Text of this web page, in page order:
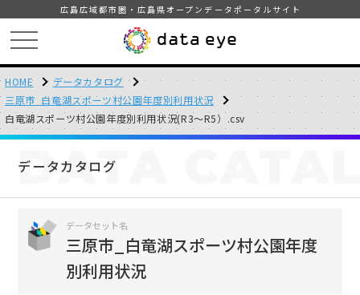
広島広域都市圏・広島県オープンデータポータルサイト
HOME
データカタログ
三原市_白竜湖スポーツ村公園年度別利用状況
白竜湖スポーツ村公園年度別利用状況(R3～R5）.csv
データカタログ
DATA
データセット名
三原市_白竜湖スポーツ村公園年度
別利用状況